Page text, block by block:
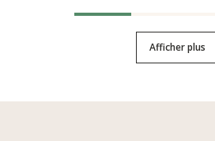
Afficher plus